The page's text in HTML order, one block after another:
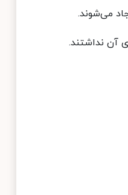
می‌شوند.
آن نداشتند.